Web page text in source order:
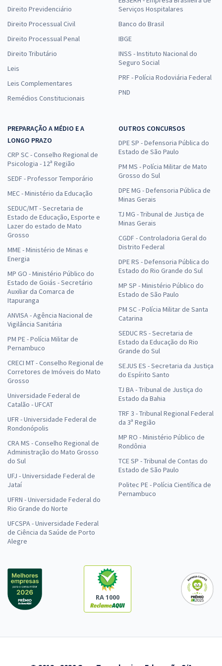
Direito Previdenciário
Direito Processual Civil
Direito Processual Penal
Direito Tributário
Leis
Leis Complementares
Remédios Constitucionais
Serviços Hospitalares
Banco do Brasil
IBGE
INSS - Instituto Nacional do
Seguro Social
PRF - Polícia Rodoviária Federal
PND
PREPARAÇÃO A MÉDIO E A
LONGO PRAZO
CRP SC - Conselho Regional de
Psicologia - 12ª Região
SEDF - Professor Temporário
MEC - Ministério da Educação
SEDUC/MT - Secretaria de
Estado de Educação, Esporte e
Lazer do estado de Mato
Grosso
MME - Ministério de Minas e
Energia
MP GO - Ministério Público do
Estado de Goiás - Secretário
Auxiliar da Comarca de
Itapuranga
ANVISA - Agência Nacional de
Vigilância Sanitária
PM PE - Polícia Militar de
Pernambuco
CRECI MT - Conselho Regional de
Corretores de Imóveis do Mato
Grosso
Universidade Federal de
Catalão - UFCAT
UFR - Universidade Federal de
Rondonópolis
CRA MS - Conselho Regional de
Administração do Mato Grosso
do Sul
UFJ - Universidade Federal de
Jataí
UFRN - Universidade Federal do
Rio Grande do Norte
UFCSPA - Universidade Federal
de Ciência da Saúde de Porto
Alegre
OUTROS CONCURSOS
DPE SP - Defensoria Pública do
Estado de São Paulo
PM MS - Polícia Militar de Mato
Grosso do Sul
DPE MG - Defensoria Pública de
Minas Gerais
TJ MG - Tribunal de Justiça de
Minas Gerais
CGDF - Controladoria Geral do
Distrito Federal
DPE RS - Defensoria Pública do
Estado do Rio Grande do Sul
MP SP - Ministério Público do
Estado de São Paulo
PM SC - Polícia Militar de Santa
Catarina
SEDUC RS - Secretaria de
Estado da Educação do Rio
Grande do Sul
SEJUS ES - Secretaria da Justiça
do Espírito Santo
TJ BA - Tribunal de Justiça do
Estado da Bahia
TRF 3 - Tribunal Regional Federal
da 3ª Região
MP RO - Ministério Público de
Rondônia
TCE SP - Tribunal de Contas do
Estado de São Paulo
Politec PE - Polícia Científica de
Pernambuco
RA 1000